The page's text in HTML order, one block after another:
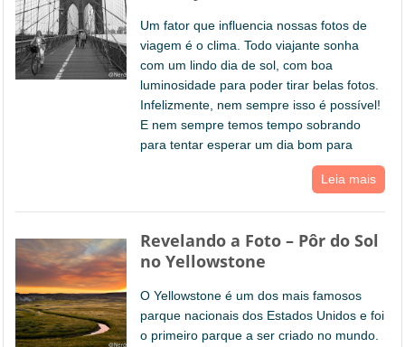
Um fator que influencia nossas fotos de
viagem é o clima. Todo viajante sonha
com um lindo dia de sol, com boa
luminosidade para poder tirar belas fotos.
Infelizmente, nem sempre isso é possível!
E nem sempre temos tempo sobrando
para tentar esperar um dia bom para
Leia mais
Revelando a Foto – Pôr do Sol
no Yellowstone
O Yellowstone é um dos mais famosos
parque nacionais dos Estados Unidos e foi
o primeiro parque a ser criado no mundo.